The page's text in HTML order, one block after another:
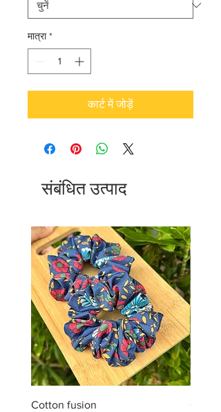
मात्रा *
कार्ट में जोड़ें
संबंधित उत्पाद
Cotton fusion